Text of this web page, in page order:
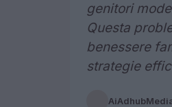
genitori
Questa
benessere
strategie